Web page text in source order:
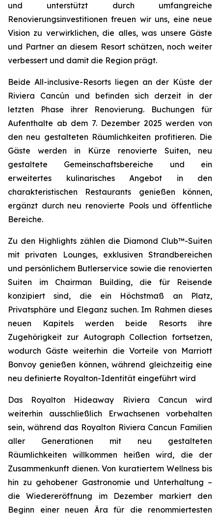
und unterstützt durch umfangreiche
Renovierungsinvestitionen freuen wir uns, eine neue
Vision zu verwirklichen, die alles, was unsere Gäste
und Partner an diesem Resort schätzen, noch weiter
verbessert und damit die Region prägt.
Beide All-inclusive-Resorts liegen an der Küste der
Riviera Cancún und befinden sich derzeit in der
letzten Phase ihrer Renovierung. Buchungen für
Aufenthalte ab dem 7. Dezember 2025 werden von
den neu gestalteten Räumlichkeiten profitieren. Die
Gäste werden in Kürze renovierte Suiten, neu
gestaltete Gemeinschaftsbereiche und ein
erweitertes kulinarisches Angebot in den
charakteristischen Restaurants genießen können,
ergänzt durch neu renovierte Pools und öffentliche
Bereiche.
Zu den Highlights zählen die Diamond Club™-Suiten
mit privaten Lounges, exklusiven Strandbereichen
und persönlichem Butlerservice sowie die renovierten
Suiten im Chairman Building, die für Reisende
konzipiert sind, die ein Höchstmaß an Platz,
Privatsphäre und Eleganz suchen. Im Rahmen dieses
neuen Kapitels werden beide Resorts ihre
Zugehörigkeit zur Autograph Collection fortsetzen,
wodurch Gäste weiterhin die Vorteile von Marriott
Bonvoy genießen können, während gleichzeitig eine
neu definierte Royalton-Identität eingeführt wird
Das Royalton Hideaway Riviera Cancun wird
weiterhin ausschließlich Erwachsenen vorbehalten
sein, während das Royalton Riviera Cancun Familien
aller Generationen mit neu gestalteten
Räumlichkeiten willkommen heißen wird, die der
Zusammenkunft dienen. Von kuratiertem Wellness bis
hin zu gehobener Gastronomie und Unterhaltung –
die Wiedereröffnung im Dezember markiert den
Beginn einer neuen Ära für die renommiertesten